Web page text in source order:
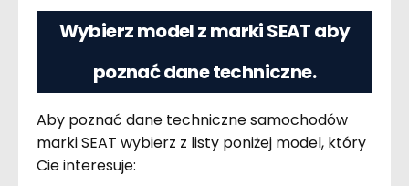
Wybierz model z marki SEAT aby
poznać dane techniczne.
Aby poznać dane techniczne samochodów
marki SEAT wybierz z listy poniżej model, który
Cie interesuje: